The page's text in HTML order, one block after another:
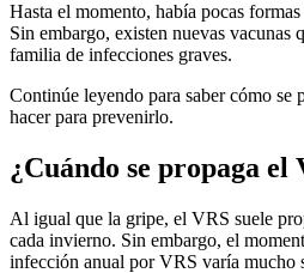
Hasta el momento, había pocas
Sin embargo, existen nuevas vacunas
familia de infecciones graves.
Continúe leyendo para saber cómo se
hacer para prevenirlo.
¿Cuándo se propaga el
Al igual que la gripe, el VRS suele
cada invierno. Sin embargo, el
infección anual por VRS varía mucho